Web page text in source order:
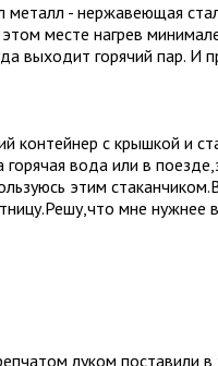
металл - нержавеющая
месте нагрев
выходит горячий пар. И
контейнер с крышкой и
вода или в
этим
мне нужнее
луком поставили в